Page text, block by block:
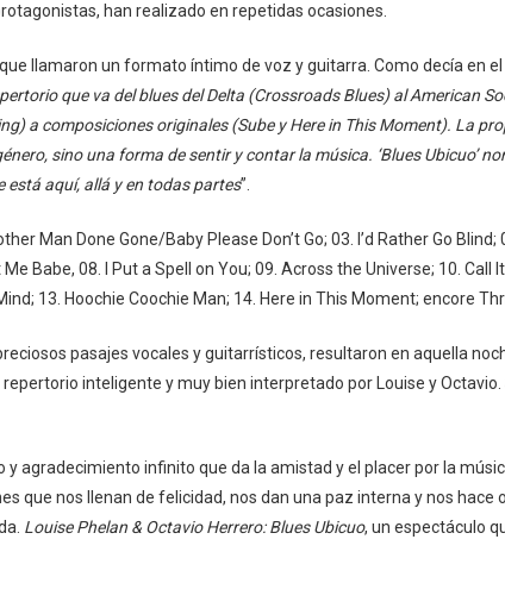
han realizado en repetidas ocasiones.
llamaron un formato íntimo de voz y guitarra. Como decía en
que va del blues del Delta (Crossroads Blues) al American
a composiciones originales (Sube y Here in This Moment). La
sino una forma de sentir y contar la música. ‘Blues Ubicuo’
está aquí, allá y en todas partes”.
Man Done Gone/Baby Please Don’t Go; 03. I’d Rather Go
Me Babe, 08. I Put a Spell on You; 09. Across the Universe; 10. Call
13. Hoochie Coochie Man; 14. Here in This Moment; encore
pasajes vocales y guitarrísticos, resultaron en aquella
inteligente y muy bien interpretado por Louise y
agradecimiento infinito que da la amistad y el placer por la
que nos llenan de felicidad, nos dan una paz interna y nos hace
Louise Phelan & Octavio Herrero: Blues Ubicuo, un espectáculo